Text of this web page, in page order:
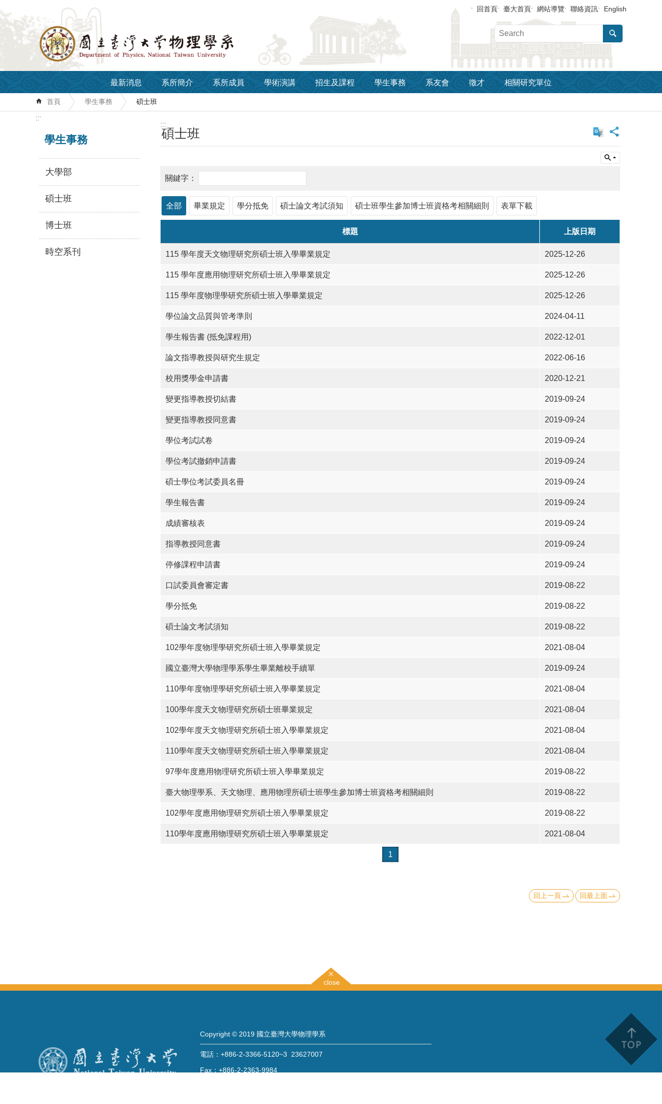
跳到主要內容區塊 回首頁 臺大首頁 網站導覽 聯絡資訊 English
最新消息 系所簡介 系所成員 學術演講 招生及課程 學生事務 系友會 徵才 相關研究單位
首頁 學生事務 碩士班
:::
學生事務
大學部
碩士班
博士班
時空系刊
:::
碩士班 _
全部 畢業規定 學分抵免 碩士論文考試須知 碩士班學生參加博士班資格考相關細則 表單下載
標題 上版日期
115 學年度天文物理研究所碩士班入學畢業規定 2025-12-26
115 學年度應用物理研究所碩士班入學畢業規定 2025-12-26
115 學年度物理學研究所碩士班入學畢業規定 2025-12-26
學位論文品質與管考準則 2024-04-11
學生報告書 (抵免課程用) 2022-12-01
論文指導教授與研究生規定 2022-06-16
校用獎學金申請書 2020-12-21
變更指導教授切結書 2019-09-24
變更指導教授同意書 2019-09-24
學位考試試卷 2019-09-24
學位考試撤銷申請書 2019-09-24
碩士學位考試委員名冊 2019-09-24
學生報告書 2019-09-24
成績審核表 2019-09-24
指導教授同意書 2019-09-24
停修課程申請書 2019-09-24
口試委員會審定書 2019-08-22
學分抵免 2019-08-22
碩士論文考試須知 2019-08-22
102學年度物理學研究所碩士班入學畢業規定 2021-08-04
國立臺灣大學物理學系學生畢業離校手續單 2019-09-24
110學年度物理學研究所碩士班入學畢業規定 2021-08-04
100學年度天文物理研究所碩士班畢業規定 2021-08-04
102學年度天文物理研究所碩士班入學畢業規定 2021-08-04
110學年度天文物理研究所碩士班入學畢業規定 2021-08-04
97學年度應用物理研究所碩士班入學畢業規定 2019-08-22
臺大物理學系、天文物理、應用物理所碩士班學生參加博士班資格考相關細則 2019-08-22
102學年度應用物理研究所碩士班入學畢業規定 2019-08-22
110學年度應用物理研究所碩士班入學畢業規定 2021-08-04
1
回上一頁 回最上面
close
Copyright © 2019 國立臺灣大學物理學系
電話：+886-2-3366-5120~3 23627007
Fax：+886-2-2363-9984